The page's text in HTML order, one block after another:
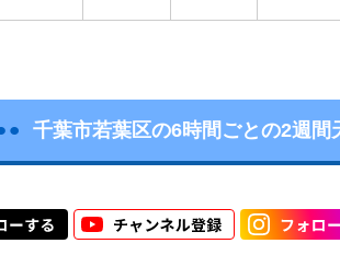
千葉市若葉区の6時間ごとの2週間